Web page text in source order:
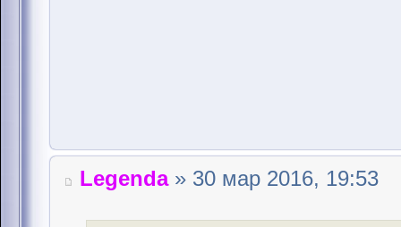
Legenda» 30 мар 2016, 19:53